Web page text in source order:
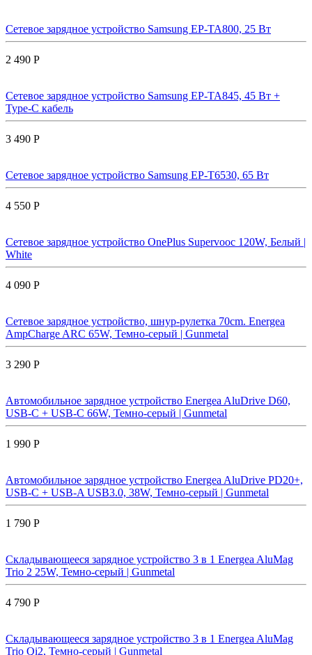
Сетевое зарядное устройство Samsung EP-TA800, 25 Вт
2 490 Р
Сетевое зарядное устройство Samsung EP-TA845, 45 Вт +
Type-C кабель
3 490 Р
Сетевое зарядное устройство Samsung EP-T6530, 65 Вт
4 550 Р
Сетевое зарядное устройство OnePlus Supervooc 120W, Белый |
White
4 090 Р
Сетевое зарядное устройство, шнур-рулетка 70cm. Energea
AmpCharge ARC 65W, Темно-серый | Gunmetal
3 290 Р
Автомобильное зарядное устройство Energea AluDrive D60,
USB-C + USB-С 66W, Темно-серый | Gunmetal
1 990 Р
Автомобильное зарядное устройство Energea AluDrive PD20+,
USB-C + USB-A USB3.0, 38W, Темно-серый | Gunmetal
1 790 Р
Складывающееся зарядное устройство 3 в 1 Energea AluMag
Trio 2 25W, Темно-серый | Gunmetal
4 790 Р
Складывающееся зарядное устройство 3 в 1 Energea AluMag
Trio Qi2, Темно-серый | Gunmetal